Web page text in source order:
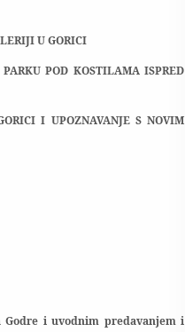
U GORICI
POD KOSTILAMA ISPRED
I UPOZNAVANJE S NOVIM
i uvodnim predavanjem i